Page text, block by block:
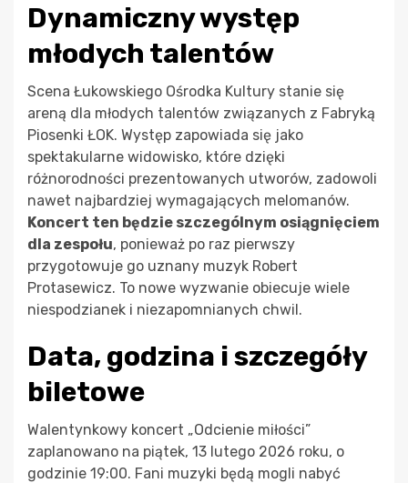
Dynamiczny występ
młodych talentów
Scena Łukowskiego Ośrodka Kultury stanie się
areną dla młodych talentów związanych z Fabryką
Piosenki ŁOK. Występ zapowiada się jako
spektakularne widowisko, które dzięki
różnorodności prezentowanych utworów, zadowoli
nawet najbardziej wymagających melomanów.
Koncert ten będzie szczególnym osiągnięciem
dla zespołu, ponieważ po raz pierwszy
przygotowuje go uznany muzyk Robert
Protasewicz. To nowe wyzwanie obiecuje wiele
niespodzianek i niezapomnianych chwil.
Data, godzina i szczegóły
biletowe
Walentynkowy koncert „Odcienie miłości”
zaplanowano na piątek, 13 lutego 2026 roku, o
godzinie 19:00. Fani muzyki będą mogli nabyć